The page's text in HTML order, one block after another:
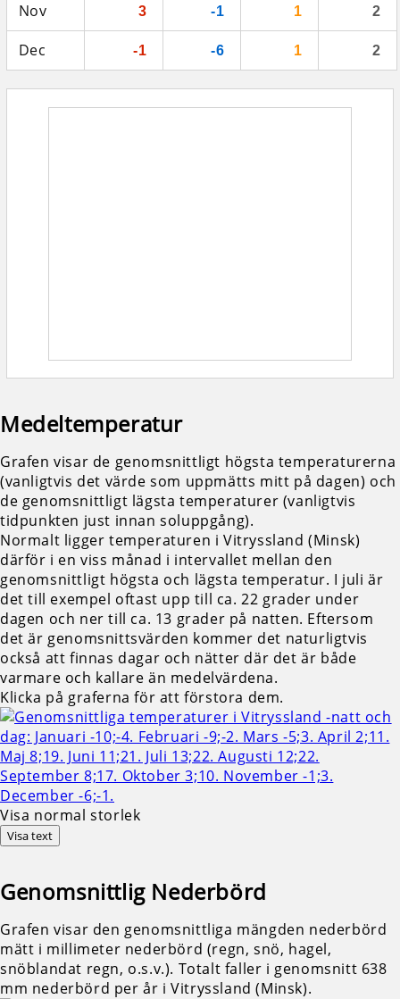
Nov 3 -1 1 2
Dec -1 -6 1 2
Medeltemperatur
Grafen visar de genomsnittligt högsta temperaturerna
(vanligtvis det värde som uppmätts mitt på dagen) och
de genomsnittligt lägsta temperaturer (vanligtvis
tidpunkten just innan soluppgång).
Normalt ligger temperaturen i Vitryssland (Minsk)
därför i en viss månad i intervallet mellan den
genomsnittligt högsta och lägsta temperatur. I juli är
det till exempel oftast upp till ca. 22 grader under
dagen och ner till ca. 13 grader på natten. Eftersom
det är genomsnittsvärden kommer det naturligtvis
också att finnas dagar och nätter där det är både
varmare och kallare än medelvärdena.
Klicka på graferna för att förstora dem.
Visa normal storlek
Visa text
Genomsnittlig Nederbörd
Grafen visar den genomsnittliga mängden nederbörd
mätt i millimeter nederbörd (regn, snö, hagel,
snöblandat regn, o.s.v.). Totalt faller i genomsnitt 638
mm nederbörd per år i Vitryssland (Minsk).